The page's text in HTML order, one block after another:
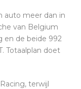
auto meer dan in
van Belgium
en de beide 992
Totaalplan doet
terwijl